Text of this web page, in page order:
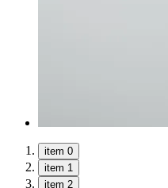
item 0
item 1
item 2